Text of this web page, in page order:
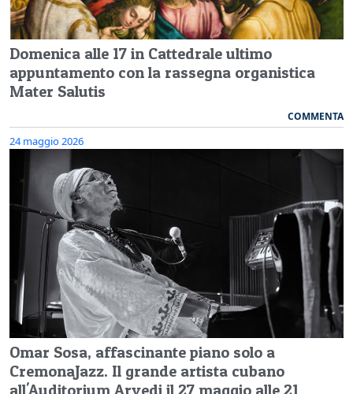
Domenica alle 17 in Cattedrale ultimo
appuntamento con la rassegna organistica
Mater Salutis
COMMENTA
24 maggio 2026
Omar Sosa, affascinante piano solo a
CremonaJazz. Il grande artista cubano
all'Auditorium Arvedi il 27 maggio alle 21